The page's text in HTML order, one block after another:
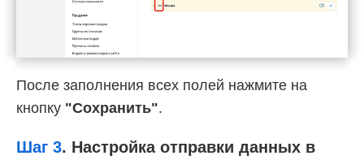
После заполнения всех полей нажмите на
кнопку "Сохранить".
Шаг 3. Настройка отправки данных в